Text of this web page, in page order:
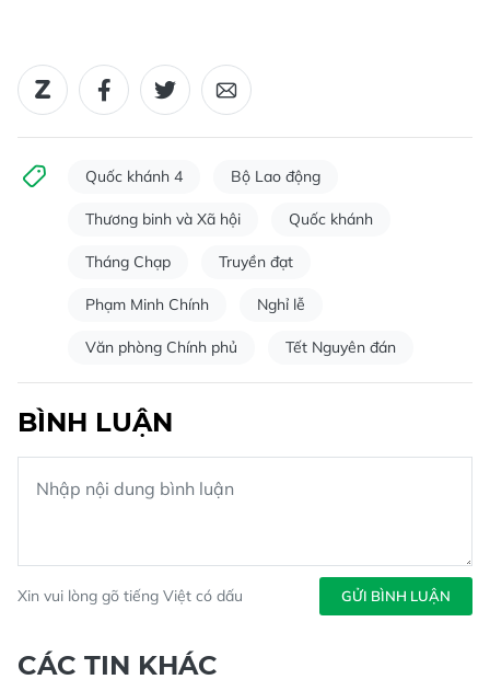
Quốc khánh 4 Bộ Lao động
Thương binh và Xã hội Quốc khánh
Tháng Chạp Truyền đạt
Phạm Minh Chính Nghỉ lễ
Văn phòng Chính phủ Tết Nguyên đán
BÌNH LUẬN
Xin vui lòng gõ tiếng Việt có dấu GỬI BÌNH LUẬN
CÁC TIN KHÁC